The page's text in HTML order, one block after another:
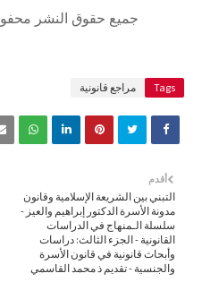
جميع حقوق النشر
Tags مراجع قانونية
أقدم
التبني بين الشريعة الإسلامية وقانون
مدونة الأسرة الدكتور إبراهيم والعيز -
سلسلة الـمنهاج في الدراسات
القانونية - الجزء الثالث: دراسات
وأبحاث قانونية في قانون الأسرة
والجنسية - تقديم ذ محمد القاسمي